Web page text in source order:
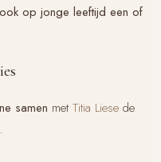
op jonge leeftijd een of
samen met Titia Liese de
.